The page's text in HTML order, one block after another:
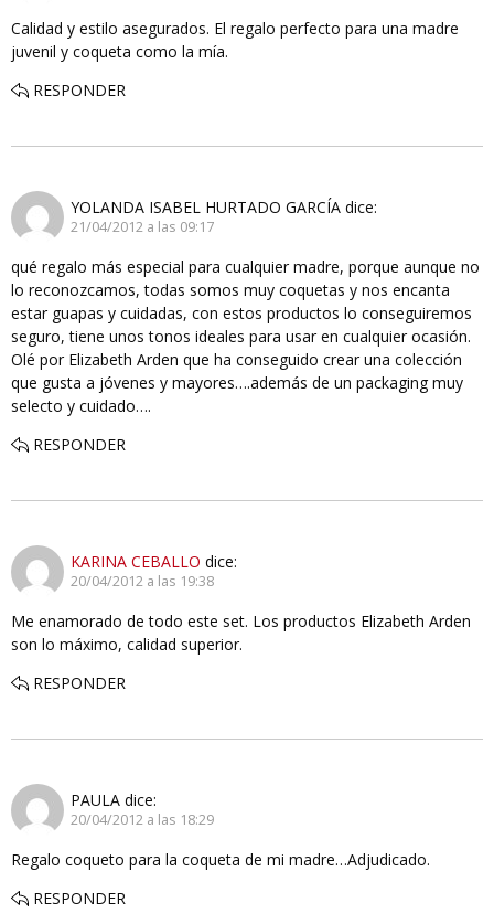
Calidad y estilo asegurados. El regalo perfecto para una madre
juvenil y coqueta como la mía.
RESPONDER
YOLANDA ISABEL HURTADO GARCÍA dice:
21/04/2012 a las 09:17
qué regalo más especial para cualquier madre, porque aunque no
lo reconozcamos, todas somos muy coquetas y nos encanta
estar guapas y cuidadas, con estos productos lo conseguiremos
seguro, tiene unos tonos ideales para usar en cualquier ocasión.
Olé por Elizabeth Arden que ha conseguido crear una colección
que gusta a jóvenes y mayores….además de un packaging muy
selecto y cuidado….
RESPONDER
KARINA CEBALLO dice:
20/04/2012 a las 19:38
Me enamorado de todo este set. Los productos Elizabeth Arden
son lo máximo, calidad superior.
RESPONDER
PAULA dice:
20/04/2012 a las 18:29
Regalo coqueto para la coqueta de mi madre…Adjudicado.
RESPONDER